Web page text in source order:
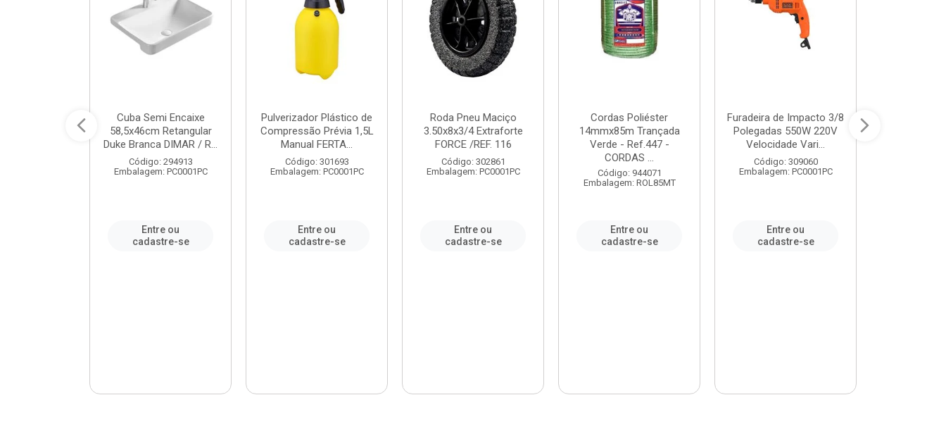
Cuba Semi Encaixe
58,5x46cm Retangular
Duke Branca DIMAR / R...
Código: 294913
Embalagem: PC0001PC
Entre ou
cadastre-se
Pulverizador Plástico de
Compressão Prévia 1,5L
Manual FERTA...
Código: 301693
Embalagem: PC0001PC
Entre ou
cadastre-se
Roda Pneu Maciço
3.50x8x3/4 Extraforte
FORCE /REF. 116
Código: 302861
Embalagem: PC0001PC
Entre ou
cadastre-se
Cordas Poliéster
14mmx85m Trançada
Verde - Ref.447 -
CORDAS ...
Código: 944071
Embalagem: ROL85MT
Entre ou
cadastre-se
Furadeira de Impacto 3/8
Polegadas 550W 220V
Velocidade Vari...
Código: 309060
Embalagem: PC0001PC
Entre ou
cadastre-se